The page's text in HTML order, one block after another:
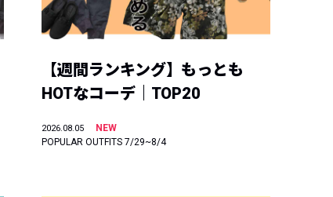
【週間ランキング】もっとも
HOTなコーデ｜TOP20
2026.08.05
NEW
POPULAR OUTFITS 7/29~8/4